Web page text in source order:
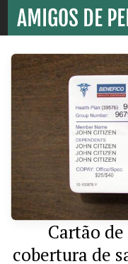
Cartão
cobertura de